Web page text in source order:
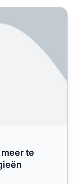
6
te